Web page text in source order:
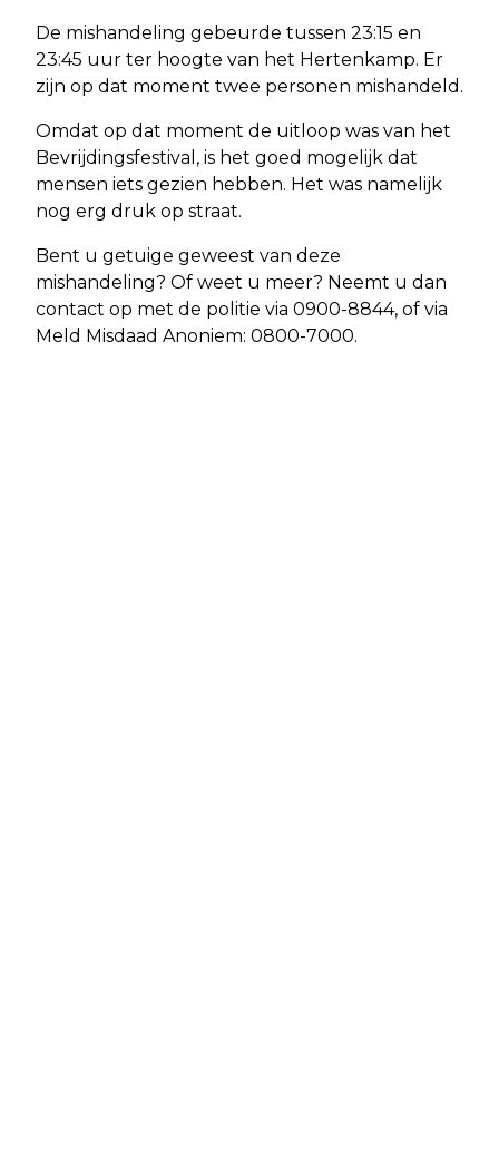
De mishandeling gebeurde tussen 23:15 en
23:45 uur ter hoogte van het Hertenkamp. Er
zijn op dat moment twee personen mishandeld.
Omdat op dat moment de uitloop was van het
Bevrijdingsfestival, is het goed mogelijk dat
mensen iets gezien hebben. Het was namelijk
nog erg druk op straat.
Bent u getuige geweest van deze
mishandeling? Of weet u meer? Neemt u dan
contact op met de politie via 0900-8844, of via
Meld Misdaad Anoniem: 0800-7000.